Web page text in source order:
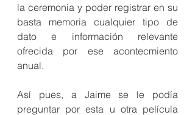
la ceremonia y poder registrar en su
basta memoria cualquier tipo de
dato e información relevante
ofrecida por ese acontecmiento
anual.
Así pues, a Jaime se le podía
preguntar por esta u otra película